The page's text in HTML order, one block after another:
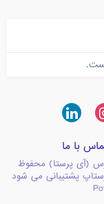
با ما
(آی پرستا) محفوظ
پشتیبانی می شود